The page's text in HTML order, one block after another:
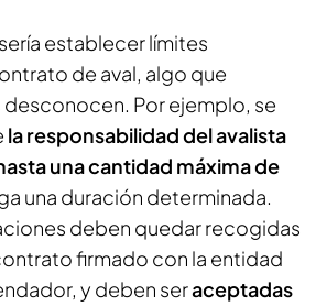
establecer límites
de aval, algo que
desconocen. Por ejemplo, se
la responsabilidad del avalista
una cantidad máxima de
una duración determinada.
deben quedar recogidas
firmado con la entidad
y deben seraceptadas